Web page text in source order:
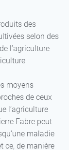
des
selon des
l’agriculture
moyens
de ceux
l’agriculture
Fabre peut
maladie
ce, de manière